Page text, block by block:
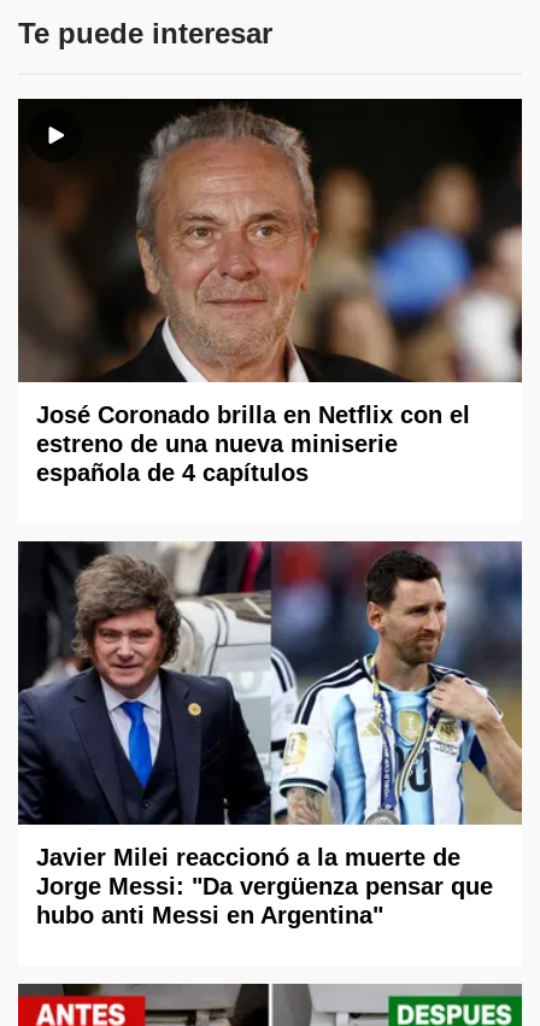
Te puede interesar
José Coronado brilla en Netflix con el
estreno de una nueva miniserie
española de 4 capítulos
Javier Milei reaccionó a la muerte de
Jorge Messi: "Da vergüenza pensar que
hubo anti Messi en Argentina"